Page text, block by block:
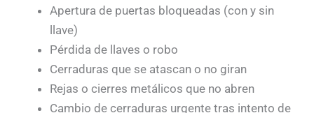
Apertura de puertas bloqueadas (con y sin
llave)
Pérdida de llaves o robo
Cerraduras que se atascan o no giran
Rejas o cierres metálicos que no abren
Cambio de cerraduras urgente tras intento de